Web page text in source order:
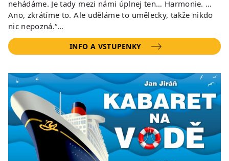
nehádáme. Je tady mezi námi úplnej ten… Harmonie. …
Ano, zkrátíme to. Ale uděláme to umělecky, takže nikdo
nic nepozná.“…
INFO A VSTUPENKY